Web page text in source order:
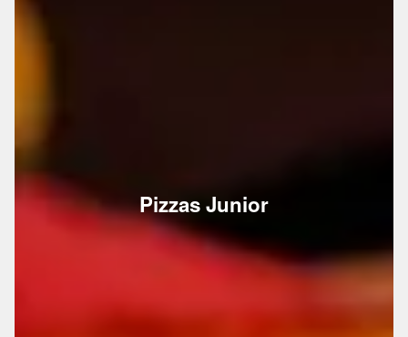
Pizzas Junior